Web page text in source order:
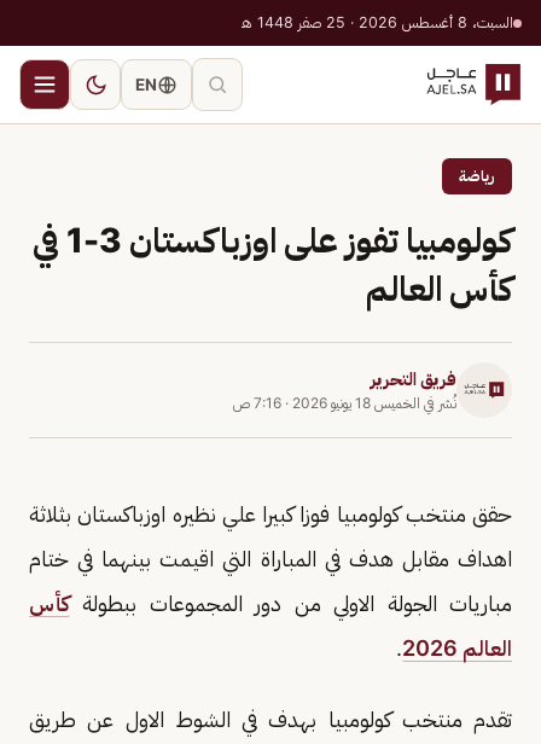
السبت، 8 أغسطس 2026 · 25 صفر 1448 هـ
EN
رياضة
كولومبيا تفوز على اوزباكستان 3-1 في
كأس العالم
فريق التحرير
نُشر في الخميس 18 يونيو 2026 · 7:16 ص
حقق منتخب كولومبيا فوزا كبيرا علي نظيره اوزباكستان بثلاثة
اهداف مقابل هدف في المباراة التي اقيمت بينهما في ختام
مباريات الجولة الاولي من دور المجموعات ببطولةكأس
العالم 2026
.
تقدم منتخب كولومبيا بهدف في الشوط الاول عن طريق